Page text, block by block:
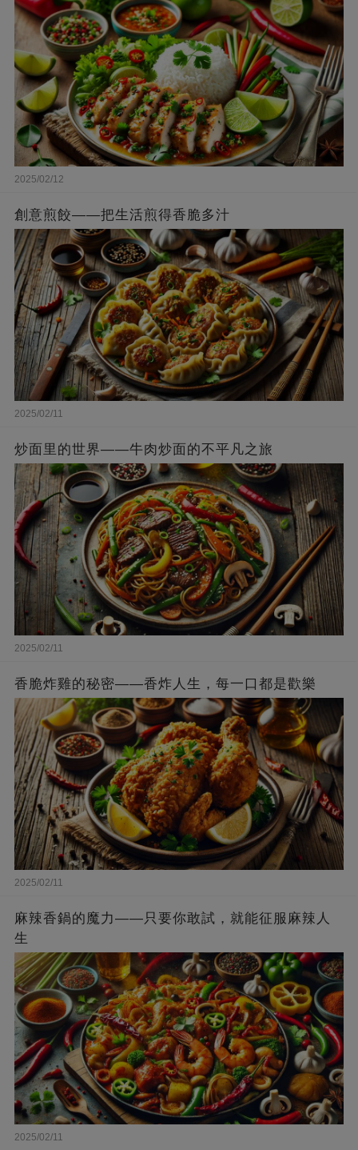
2025/02/12
創意煎餃——把生活煎得香脆多汁
2025/02/11
炒面里的世界——牛肉炒面的不平凡之旅
2025/02/11
香脆炸雞的秘密——香炸人生，每一口都是歡樂
2025/02/11
麻辣香鍋的魔力——只要你敢試，就能征服麻辣人
生
2025/02/11